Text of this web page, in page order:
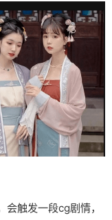
触发一段cg剧情，